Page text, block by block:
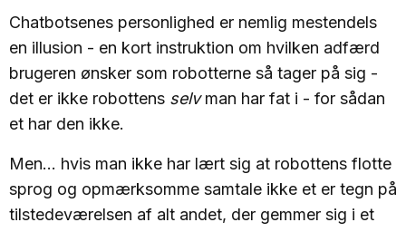
Chatbotsenes personlighed er nemlig mestendels
en illusion - en kort instruktion om hvilken adfærd
brugeren ønsker som robotterne så tager på sig -
det er ikke robottens selvman har fat i - for sådan
et har den ikke.
Men... hvis man ikke har lært sig at robottens flotte
sprog og opmærksomme samtale ikke et er tegn på
tilstedeværelsen af alt andet, der gemmer sig i et